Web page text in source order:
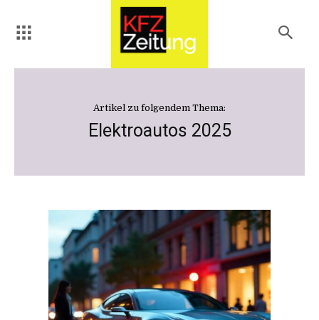
Artikel zu folgendem Thema:
Elektroautos 2025